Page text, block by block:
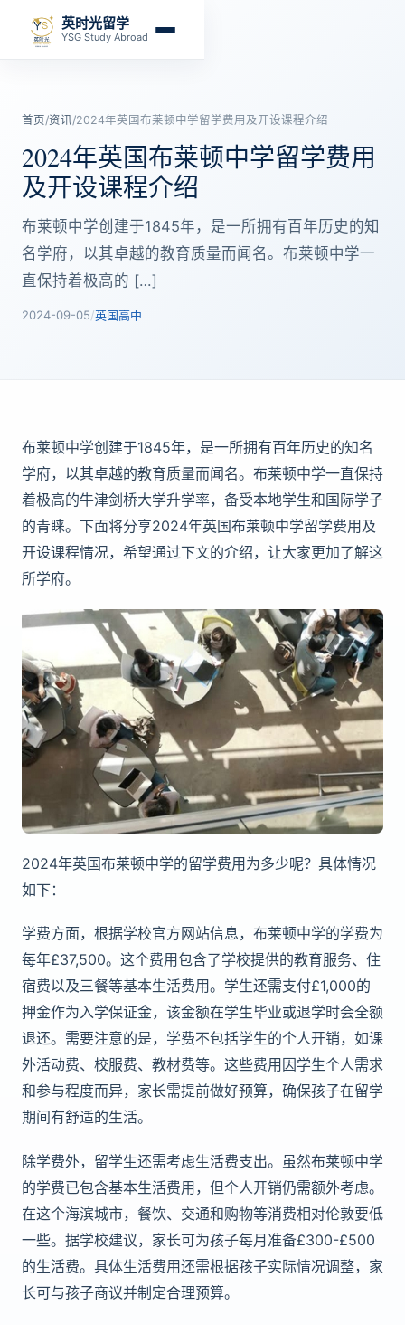
英时光留学
YSG Study Abroad
首页/资讯/2024年英国布莱顿中学留学费用及开设课程介绍
2024年英国布莱顿中学留学费用
及开设课程介绍
布莱顿中学创建于1845年，是一所拥有百年历史的知
名学府，以其卓越的教育质量而闻名。布莱顿中学一
直保持着极高的 […]
2024-09-05/英国高中
布莱顿中学创建于1845年，是一所拥有百年历史的知名
学府，以其卓越的教育质量而闻名。布莱顿中学一直保持
着极高的牛津剑桥大学升学率，备受本地学生和国际学子
的青睐。下面将分享2024年英国布莱顿中学留学费用及
开设课程情况，希望通过下文的介绍，让大家更加了解这
所学府。
2024年英国布莱顿中学的留学费用为多少呢？具体情况
如下：
学费方面，根据学校官方网站信息，布莱顿中学的学费为
每年£37,500。这个费用包含了学校提供的教育服务、住
宿费以及三餐等基本生活费用。学生还需支付£1,000的
押金作为入学保证金，该金额在学生毕业或退学时会全额
退还。需要注意的是，学费不包括学生的个人开销，如课
外活动费、校服费、教材费等。这些费用因学生个人需求
和参与程度而异，家长需提前做好预算，确保孩子在留学
期间有舒适的生活。
除学费外，留学生还需考虑生活费支出。虽然布莱顿中学
的学费已包含基本生活费用，但个人开销仍需额外考虑。
在这个海滨城市，餐饮、交通和购物等消费相对伦敦要低
一些。据学校建议，家长可为孩子每月准备£300-£500
的生活费。具体生活费用还需根据孩子实际情况调整，家
长可与孩子商议并制定合理预算。